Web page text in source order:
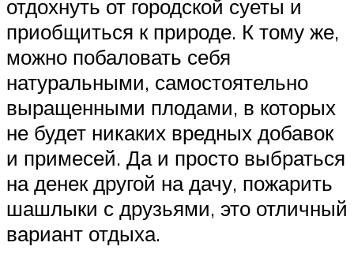
отдохнуть от городской суеты и
приобщиться к природе. К тому же,
можно побаловать себя
натуральными, самостоятельно
выращенными плодами, в которых
не будет никаких вредных добавок
и примесей. Да и просто выбраться
на денек другой на дачу, пожарить
шашлыки с друзьями, это отличный
вариант отдыха.